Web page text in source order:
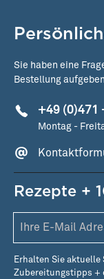
Sie haben eine
Bestellung
+49 (0)471
Montag -
Rezepte +
Erhalten Sie aktuelle
Zubereitungstipps +